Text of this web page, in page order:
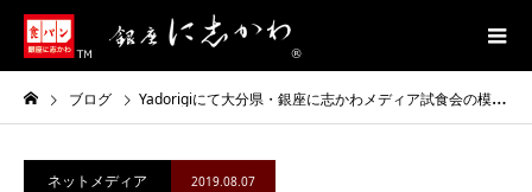
ブログ Yadorigiにて大分県・銀座に志かわメディア試食会の模様および大分明野店を紹介していただきました
ネットメディア 2019.08.07